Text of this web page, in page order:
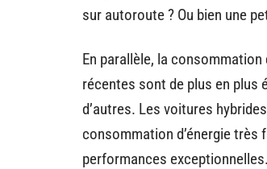
sur autoroute ? Ou bien une
En parallèle, la
récentes sont de plus en plus
d’autres. Les voitures
consommation d’énergie
performances